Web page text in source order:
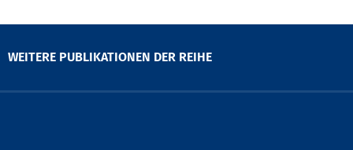
WEITERE PUBLIKATIONEN DER REIHE